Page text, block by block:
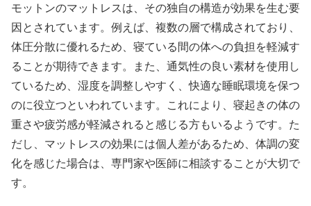
モットンのマットレスは、その独自の構造が効果を生む要
因とされています。例えば、複数の層で構成されており、
体圧分散に優れるため、寝ている間の体への負担を軽減す
ることが期待できます。また、通気性の良い素材を使用し
ているため、湿度を調整しやすく、快適な睡眠環境を保つ
のに役立つといわれています。これにより、寝起きの体の
重さや疲労感が軽減されると感じる方もいるようです。た
だし、マットレスの効果には個人差があるため、体調の変
化を感じた場合は、専門家や医師に相談することが大切で
す。